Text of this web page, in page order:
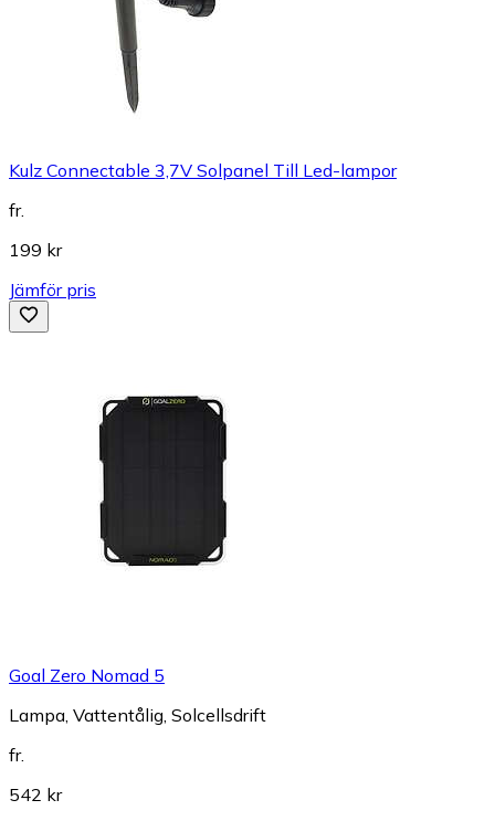
Kulz Connectable 3,7V Solpanel Till Led-lampor
fr.
199 kr
Jämför pris
Goal Zero Nomad 5
Lampa, Vattentålig, Solcellsdrift
fr.
542 kr